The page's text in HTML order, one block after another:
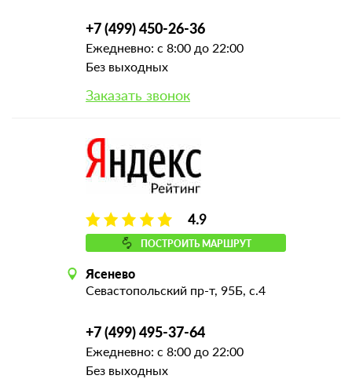
+7 (499) 450-26-36
Ежедневно: с 8:00 до 22:00
Без выходных
Заказать звонок
4.9
ПОСТРОИТЬ МАРШРУТ
Ясенево
Севастопольский пр-т, 95Б, с.4
+7 (499) 495-37-64
Ежедневно: с 8:00 до 22:00
Без выходных